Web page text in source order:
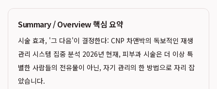
Summary / Overview 핵심 요약
시술 효과, '그 다음'이 결정한다: CNP 차앤박의 독보적인 재생
관리 시스템 집중 분석 2026년 현재, 피부과 시술은 더 이상 특
별한 사람들의 전유물이 아닌, 자기 관리의 한 방법으로 자리 잡
았습니다.